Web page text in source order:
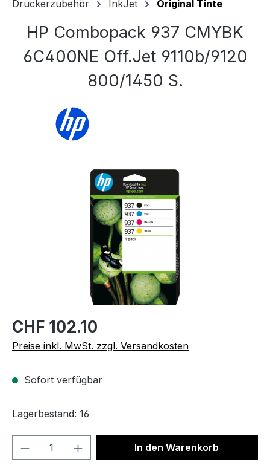
Druckerzubehör InkJet Original Tinte
HP Combopack 937 CMYBK
6C400NE Off.Jet 9110b/9120
800/1450 S.
Bildergalerie überspringen
CHF 102.10
Preise inkl. MwSt. zzgl. Versandkosten
Sofort verfügbar
Lagerbestand: 16
Produkt Anzahl: Gib denIn den Warenkorb